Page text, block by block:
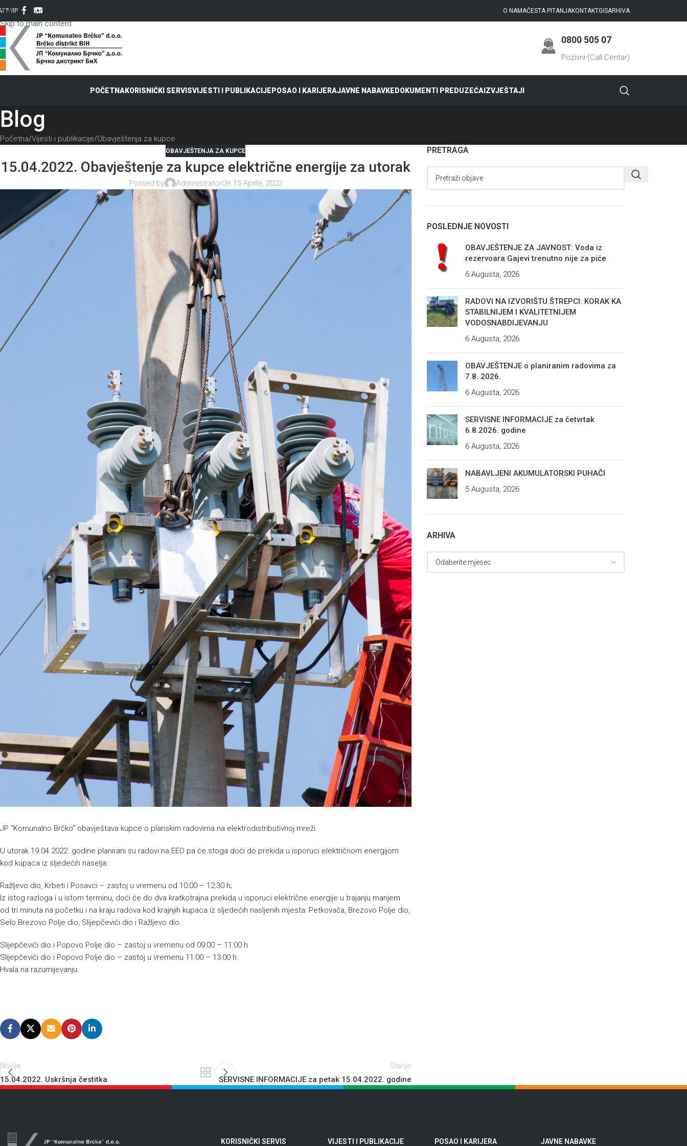
Skip to navigation
Skip to main content
ЋИР O NAMAČESTA PITANJAKONTAKTGISARHIVA
0800 505 07
Pozivni (Call Centar)
POČETNAKORISNIČKI SERVISVIJESTI I PUBLIKACIJEPOSAO I KARIJERAJAVNE NABAVKEDOKUMENTI PREDUZEĆAIZVJEŠTAJI
Blog
Početna Vijesti i publikacije Obavještenja za kupce
OBAVJEŠTENJA ZA KUPCE
15.04.2022. Obavještenje za kupce električne energije za utorak
Posted by AdministratorOn 15 Aprila, 2022
JP “Komunalno Brčko” obavještava kupce o planskim radovima na elektrodistributivnoj mreži.
U utorak 19.04.2022. godine planirani su radovi na EEO pa će stoga doći do prekida u isporuci električnom energijom
kod kupaca iz sljedećih naselja:
Ražljevo dio, Krbeti i Posavci – zastoj u vremenu od 10:00 – 12:30 h;
Iz istog razloga i u istom terminu, doći će do dva kratkotrajna prekida u isporuci električne energije u trajanju manjem
od tri minuta na početku i na kraju radova kod krajnjih kupaca iz sljedećih nasljenih mjesta: Petkovača, Brezovo Polje dio,
Selo Brezovo Polje dio, Slijepčevići dio i Ražljevo dio.
Slijepčevići dio i Popovo Polje dio – zastoj u vremenu od 09:00 – 11:00 h
Slijepčevići dio i Popovo Polje dio – zastoj u vremenu 11:00 – 13:00 h.
Hvala na razumijevanju.
Novije
15.04.2022. Uskršnja čestitka
Starije
SERVISNE INFORMACIJE za petak 15.04.2022. godine
PRETRAGA
POSLEDNJE NOVOSTI
OBAVJEŠTENJE ZA JAVNOST: Voda iz
rezervoara Gajevi trenutno nije za piće
6 Augusta, 2026
RADOVI NA IZVORIŠTU ŠTREPCI: KORAK KA
STABILNIJEM I KVALITETNIJEM
VODOSNABDIJEVANJU
6 Augusta, 2026
OBAVJEŠTENJE o planiranim radovima za
7.8. 2026.
6 Augusta, 2026
SERVISNE INFORMACIJE za četvrtak
6.8.2026. godine
6 Augusta, 2026
NABAVLJENI AKUMULATORSKI PUHAČI
5 Augusta, 2026
ARHIVA
KORISNIČKI SERVIS VIJESTI I PUBLIKACIJE POSAO I KARIJERA JAVNE NABAVKE